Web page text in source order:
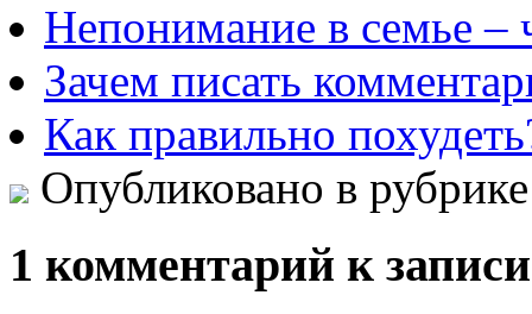
Непонимание в семье –
Зачем писать
Как правильно
Опубликовано в
1 комментарий к